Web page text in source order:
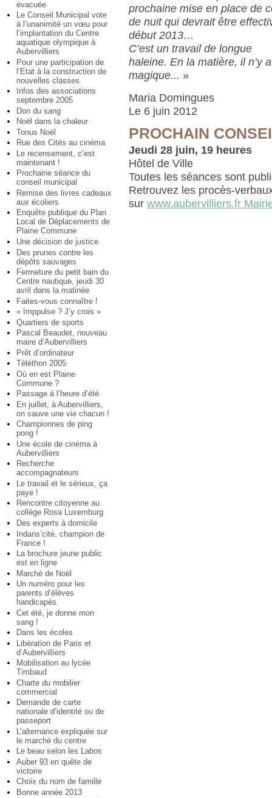
évacuée
Le Conseil Municipal vote
à l’unanimité un vœu pour
l’implantation du Centre
aquatique olympique à
Aubervilliers
Pour une participation de
l’Etat à la construction de
nouvelles classes
Infos des associations
septembre 2005
Don du sang
Noël dans la chaleur
Tonus Noël
Rue des Cités au cinéma
Le recensement, c’est
maintenant !
Prochaine séance du
conseil municipal
Remise des livres cadeaux
aux écoliers
Enquête publique du Plan
Local de Déplacements de
Plaine Commune
Une décision de justice
Des prunes contre les
dépôts sauvages
Fermeture du petit bain du
Centre nautique, jeudi 30
avril dans la matinée
Faites-vous connaître !
« Imppulse ? J’y crois »
Quartiers de sports
Pascal Beaudet, nouveau
maire d’Aubervilliers
Prêt d’ordinateur
Téléthon 2005
Où en est Plaine
Commune ?
Passage à l’heure d’été
En juillet, à Aubervilliers,
on sauve une vie chacun !
Championnes de ping
pong !
Une école de cinéma à
Aubervilliers
Recherche
accompagnateurs
Le travail et le sérieux, ça
paye !
Rencontre citoyenne au
collège Rosa Luxemburg
Des experts à domicile
Indans’cité, champion de
France !
La brochure jeune public
est en ligne
Marché de Noël
Un numéro pour les
parents d’élèves
handicapés.
Cet été, je donne mon
sang !
Dans les écoles
Libération de Paris et
d’Aubervilliers
Mobilisation au lycée
Timbaud
Charte du mobilier
commercial
Demande de carte
nationale d’identité ou de
passeport
L’alternance expliquée sur
le marché du centre
Le beau selon les Labos
Auber 93 en quête de
victoire
Choix du nom de famille
Bonne année 2013
prochaine mise en place de
de nuit qui devrait être
début 2013…
C’est un travail de longue
haleine. En la matière, il n’y
magique... »
Maria Domingues
Le 6 juin 2012
PROCHAIN
Jeudi 28 juin, 19 heures
Hôtel de Ville
Toutes les séances sont
Retrouvez les procès-
surwww.aubervilliers.fr